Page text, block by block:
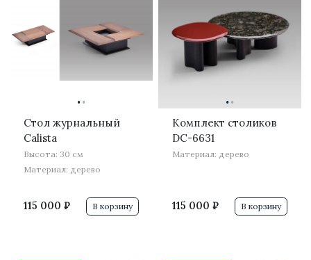
··
Стол журнальный
Calista
Высота: 30 см
Материал: дерево
115 000 ₽ В корзину
··
Комплект столиков
DC-6631
Материал: дерево
115 000 ₽ В корзину